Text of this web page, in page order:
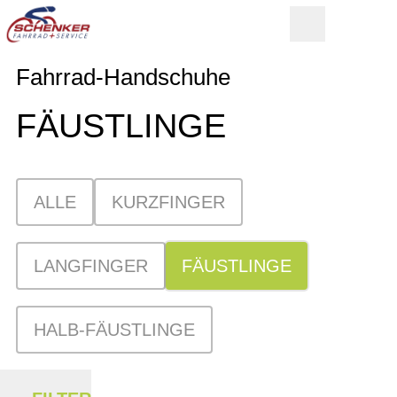
Fahrrad-Handschuhe
FÄUSTLINGE
ALLE KURZFINGER
LANGFINGER FÄUSTLINGE
HALB-FÄUSTLINGE